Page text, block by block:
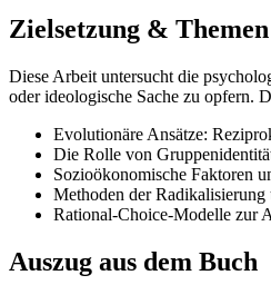
Zielsetzung & Themen
Diese Arbeit untersucht die
oder ideologische Sache zu opfern.
Evolutionäre Ansätze:
Die Rolle von
Sozioökonomische Faktoren
Methoden der
Rational-Choice-Modelle zur
Auszug aus dem Buch